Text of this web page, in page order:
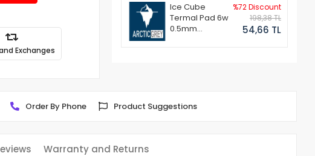
Exchanges
Ice Cube
Termal Pad 6w
0.5mm
%72 Discount
198,38 TL
54,66 TL
Order By Phone Product Suggestions
Warranty and Returns